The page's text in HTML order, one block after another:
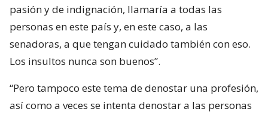
pasión y de indignación, llamaría a todas las
personas en este país y, en este caso, a las
senadoras, a que tengan cuidado también con eso.
Los insultos nunca son buenos”.
“Pero tampoco este tema de denostar una profesión,
así como a veces se intenta denostar a las personas